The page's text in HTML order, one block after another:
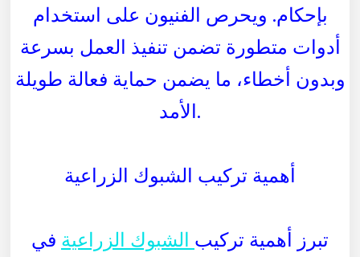
بإحكام. ويحرص الفنيون على استخدام
أدوات متطورة تضمن تنفيذ العمل بسرعة
وبدون أخطاء، ما يضمن حماية فعالة طويلة
الأمد.
أهمية تركيب الشبوك الزراعية
تبرز أهمية تركيب الشبوك الزراعية في